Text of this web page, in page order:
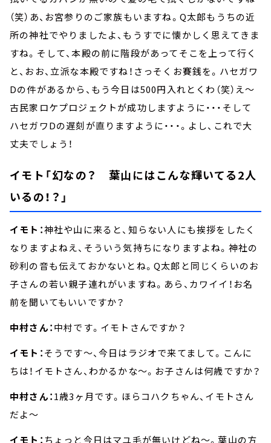
（笑）あ、お宮参りのご家族もいますね。Q太郎もうちの近
所の神社でやりましたよ、もうすでに懐かしく思えてきま
すね。そして、本殿の前に階段があってそこを上って行く
と、おお、立派な本殿ですね！さっそくお賽銭を。ハセガワ
Dの件があるから、もう今日は500円入れとくわ（笑）え～
古民家ロケプロジェクトが成功しますように・・・そして
ハセガワDの遅刻が直りますように・・・。よし、これで大
丈夫でしょう！
イモト「幻なの？ 葉山にはこんな輝いてる2人
いるの！？」
イモト：神社や山に来ると、知らない人にも挨拶をしたく
なりますよねえ、そういう気持ちになりますよね。神社の
砂利の音も伝えておかないとね。Q太郎と同じくらいのお
子さんの若い親子連れがいますね。あら、カワイイ！お名
前を聞いてもいいですか？
中村さん：中村です。イモトさんですか？
イモト：そうです～、今日はラジオで来てまして。こんに
ちは！イモトさん、わかるかな～。お子さんは何歳ですか？
中村さん：1歳3ヶ月です。ほらコハクちゃん、イモトさん
だよ～
イモト： ちょっと今日はマユ毛が無いけどね～。葉山の方